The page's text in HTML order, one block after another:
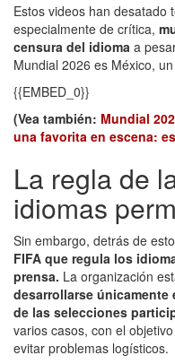
Estos videos han desatado
especialmente de crítica,
censura del idioma a
Mundial 2026 es México,
{{EMBED_0}}
(Vea también: Mundial
una favorita en escena:
La regla de
idiomas
Sin embargo, detrás de
FIFA que regula los
prensa. La organización
desarrollarse
de las selecciones
varios casos, con el
evitar problemas logísticos.